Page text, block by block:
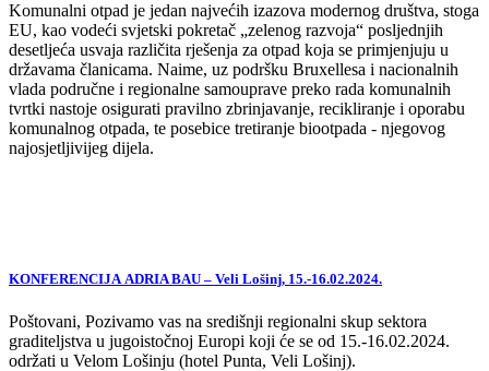
Komunalni otpad je jedan najvećih izazova modernog društva, stoga
EU, kao vodeći svjetski pokretač „zelenog razvoja“ posljednjih
desetljeća usvaja različita rješenja za otpad koja se primjenjuju u
državama članicama. Naime, uz podršku Bruxellesa i nacionalnih
vlada područne i regionalne samouprave preko rada komunalnih
tvrtki nastoje osigurati pravilno zbrinjavanje, recikliranje i oporabu
komunalnog otpada, te posebice tretiranje biootpada - njegovog
najosjetljivijeg dijela.
KONFERENCIJA ADRIA BAU – Veli Lošinj, 15.-16.02.2024.
Poštovani, Pozivamo vas na središnji regionalni skup sektora
graditeljstva u jugoistočnoj Europi koji će se od 15.-16.02.2024.
održati u Velom Lošinju (hotel Punta, Veli Lošinj).